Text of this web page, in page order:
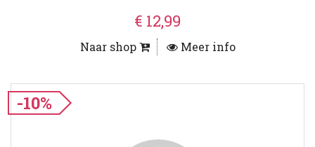
€ 12,99
Naar shop Meer info
-10%